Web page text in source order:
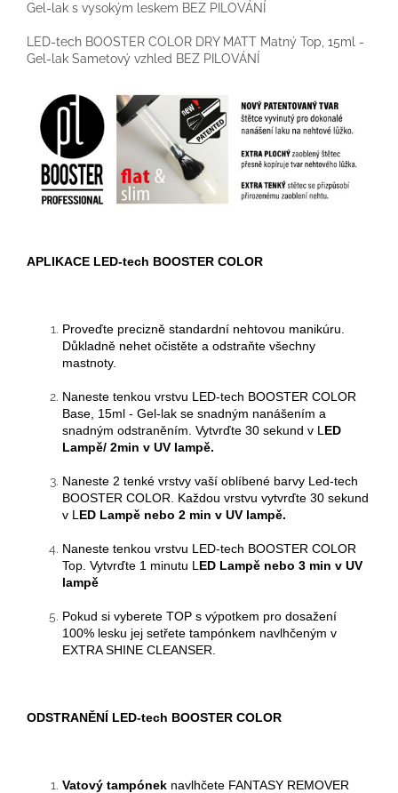
Gel-lak s vysokým leskem BEZ PILOVÁNÍ
LED-tech BOOSTER COLOR DRY MATT Matný Top, 15ml -
Gel-lak Sametový vzhled BEZ PILOVÁNÍ
APLIKACE LED-tech BOOSTER COLOR
Proveďte precizně standardní nehtovou manikúru.
Důkladně nehet očistěte a odstraňte všechny
mastnoty.
Naneste tenkou vrstvu LED-tech BOOSTER COLOR
Base, 15ml - Gel-lak se snadným nanášením a
snadným odstraněním. Vytvrďte 30 sekund v L ED
Lampě/ 2min v UV lampě.
Naneste 2 tenké vrstvy vaší oblíbené barvy Led-tech
BOOSTER COLOR . Každou vrstvu vytvrďte 30 sekund
v L ED Lampě nebo 2 min v UV lampě.
Naneste tenkou vrstvu LED-tech BOOSTER COLOR
Top. Vytvrďte 1 minutu L ED Lampě nebo 3 min v UV
lampě
Pokud si vyberete TOP s výpotkem pro dosažení
100% lesku jej setřete tampónkem navlhčeným v
EXTRA SHINE CLEANSER.
ODSTRANĚNÍ LED-tech BOOSTER COLOR
Vatový tampónek navlhčete FANTASY REMOVER